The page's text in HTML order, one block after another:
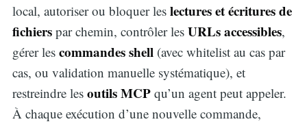
local, autoriser ou bloquer les lectures et écritures de
fichierspar chemin, contrôler les URLs accessibles,
gérer les commandes shell (avec whitelist au cas par
cas, ou validation manuelle systématique), et
restreindre les outils MCPqu’un agent peut appeler.
À chaque exécution d’une nouvelle commande,